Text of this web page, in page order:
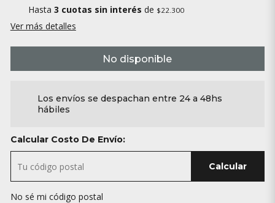
Hasta 3 cuotas sin interés de $22.300
Ver más detalles
No disponible
Los envíos se despachan entre 24 a 48hs
hábiles
Calcular Costo De Envío:
Calcular
No sé mi código postal